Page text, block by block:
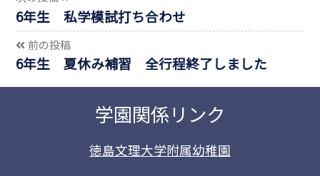
6年生 私学模試打ち合わせ
前の投稿
6年生 夏休み補習 全行程終了しました
学園関係リンク
徳島文理大学附属幼稚園